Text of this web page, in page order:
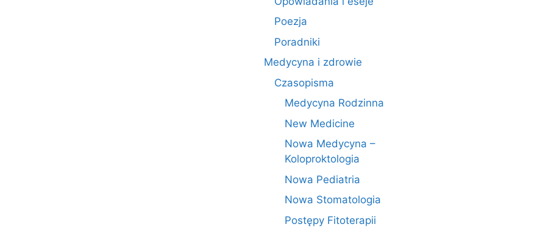
Poezja
Poradniki
Medycyna i zdrowie
Czasopisma
Medycyna Rodzinna
New Medicine
Nowa Medycyna –
Koloproktologia
Nowa Pediatria
Nowa Stomatologia
Postępy Fitoterapii